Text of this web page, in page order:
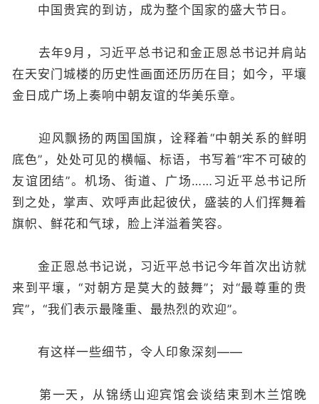
中国贵宾的到访，成为整个国家的盛大节日。
去年9月，习近平总书记和金正恩总书记并肩站
在天安门城楼的历史性画面还历历在目；如今，平壤
金日成广场上奏响中朝友谊的华美乐章。
迎风飘扬的两国国旗，诠释着“中朝关系的鲜明
底色”，处处可见的横幅、标语，书写着“牢不可破的
友谊团结”。机场、街道、广场……习近平总书记所
到之处，掌声、欢呼声此起彼伏，盛装的人们挥舞着
旗帜、鲜花和气球，脸上洋溢着笑容。
金正恩总书记说，习近平总书记今年首次出访就
来到平壤，“对朝方是莫大的鼓舞”；对“最尊重的贵
宾”，“我们表示最隆重、最热烈的欢迎”。
有这样一些细节，令人印象深刻——
第一天，从锦绣山迎宾馆会谈结束到木兰馆晚